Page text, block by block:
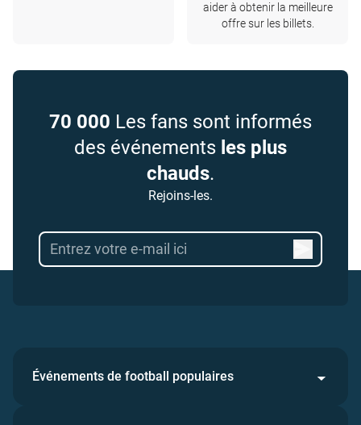
aider à obtenir la meilleure
offre sur les billets.
70 000 Les fans sont informés
des événements les plus
chauds.
Rejoins-les.
Événements de football populaires